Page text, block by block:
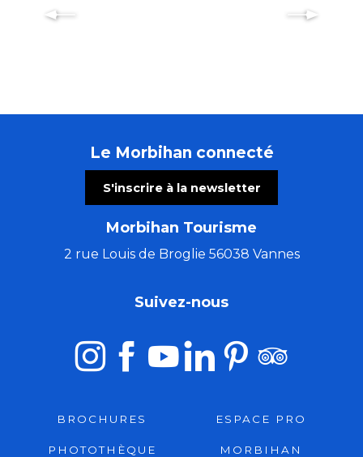
Le Morbihan connecté
S'inscrire à la newsletter
Morbihan Tourisme
2 rue Louis de Broglie 56038 Vannes
Suivez-nous
BROCHURES ESPACE PRO
PHOTOTHÈQUE
MORBIHAN